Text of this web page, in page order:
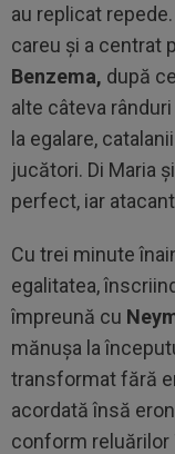
au replicat repede.
careu şi a centrat
Benzema, după
alte câteva
la egalare,
jucători. Di Maria
perfect, iar
Cu trei minute
egalitatea,
împreună cu
mănușa la
transformat fără
acordată însă
conform reluărilor